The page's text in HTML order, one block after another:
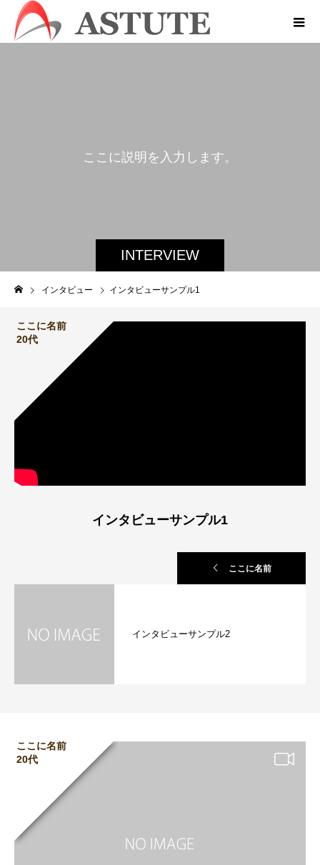
INTERVIEW
こ こ に説明 を 入 力 し ま す。
インタビュー インタビューサンプル1
ここに名前
20代
インタビューサンプル1
ここに名前
インタビューサンプル2
ここに名前
20代